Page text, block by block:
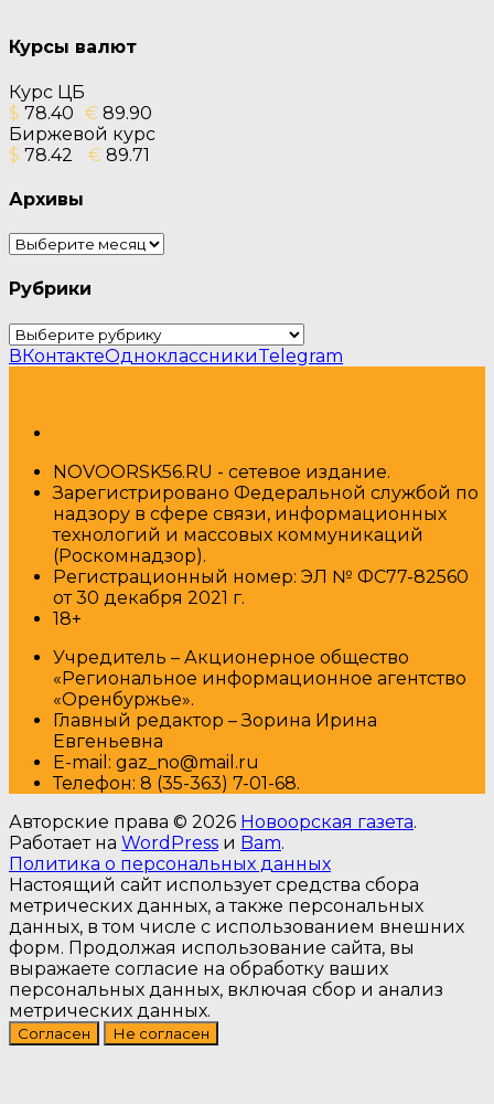
Курсы валют
Курс ЦБ
$ 78.40 € 89.90
Биржевой курс
$ 78.42 € 89.71
Архивы
Архивы
Рубрики
Рубрики
ВКонтактеОдноклассникиTelegram
NOVOORSK56.RU - сетевое издание.
Зарегистрировано Федеральной службой по
надзору в сфере связи, информационных
технологий и массовых коммуникаций
(Роскомнадзор).
Регистрационный номер: ЭЛ № ФС77-82560
от 30 декабря 2021 г.
18+
Учредитель – Акционерное общество
«Региональное информационное агентство
«Оренбуржье».
Главный редактор – Зорина Ирина
Евгеньевна
E-mail: gaz_no@mail.ru
Телефон: 8 (35-363) 7-01-68.
Авторские права © 2026 Новоорская газета.
Работает на WordPress и Bam.
Политика о персональных данных
Настоящий сайт использует средства сбора
метрических данных, а также персональных
данных, в том числе с использованием внешних
форм. Продолжая использование сайта, вы
выражаете согласие на обработку ваших
персональных данных, включая сбор и анализ
метрических данных.
Согласен Не согласен